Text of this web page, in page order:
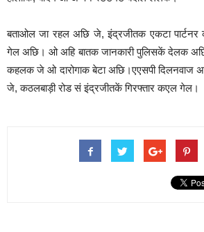
बताओल जा रहल अछि जे, इंद्रजीतक एकटा पार्टनर
गेल अछि। ओ अहि बातक जानकारी पुलिसकें देलक
कहलक जे ओ दारोगाक बेटा अछि।एएसपी दिलनवाज
जे, कठलबाड़ी रोड सं इंद्रजीतकें गिरफ्तार कएल गेल।